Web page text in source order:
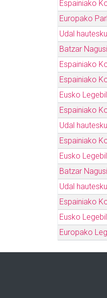
Espainiako
Europako
Udal
Batzar
Espainiako
Espainiako
Eusko
Espainiako
Udal
Espainiako
Eusko
Batzar
Udal
Espainiako
Eusko
Europako